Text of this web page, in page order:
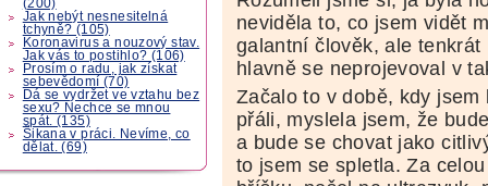
(200)
Jak nebýt nesnesitelná
tchyně? (105)
Koronavirus a nouzový stav.
Jak vás to postihlo? (106)
Prosím o radu, jak získat
sebevědomí (70)
Dá se vydržet ve vztahu bez
sexu? Nechce se mnou
spát. (135)
Šikana v práci. Nevíme, co
dělat. (69)
neviděla to, co jsem vidět
galantní člověk, ale
hlavně se neprojevoval v
Začalo to v době, kdy
přáli, myslela jsem, že
a bude se chovat jako
to jsem se spletla. Za